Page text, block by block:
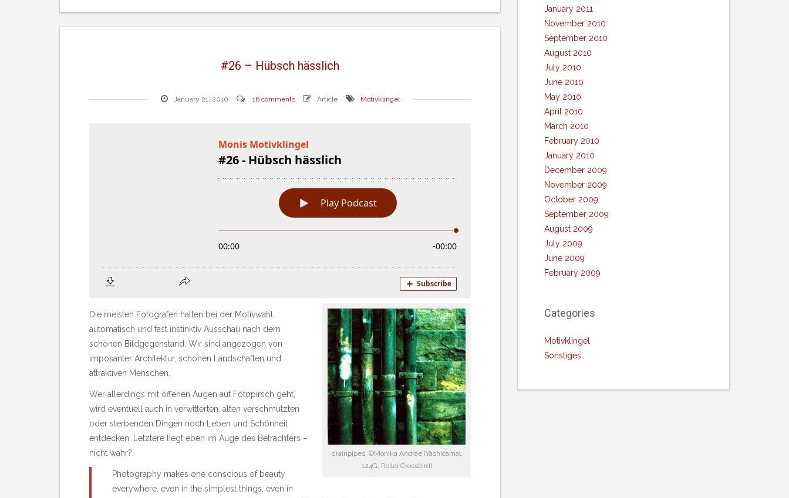
#26 – Hübsch hässlich
January 21, 2010 16 comments Article Motivklingel
drainpipes, ©Monika Andrae (Yashicamat
124G, Rollei Crossbird)
Die meisten Fotografen halten bei der Motivwahl
automatisch und fast instinktiv Ausschau nach dem
schönen Bildgegenstand. Wir sind angezogen von
imposanter Architektur, schönen Landschaften und
attraktiven Menschen.
Wer allerdings mit offenen Augen auf Fotopirsch geht,
wird eventuell auch in verwitterten, alten verschmutzten
oder sterbenden Dingen noch Leben und Schönheit
entdecken. Letztere liegt eben im Auge des Betrachters –
nicht wahr?
Photography makes one conscious of beauty
everywhere, even in the simplest things, even in
January 2011
November 2010
September 2010
August 2010
July 2010
June 2010
May 2010
April 2010
March 2010
February 2010
January 2010
December 2009
November 2009
October 2009
September 2009
August 2009
July 2009
June 2009
February 2009
Categories
Motivklingel
Sonstiges